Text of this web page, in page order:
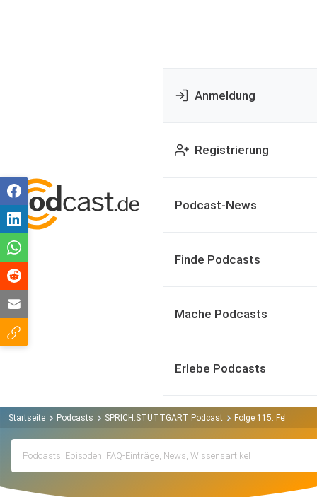
Anmeldung
Registrierung
Podcast-News
Finde Podcasts
Mache Podcasts
Erlebe Podcasts
Startseite Podcasts SPRICH:STUTTGART Podcast Folge 115: Felix